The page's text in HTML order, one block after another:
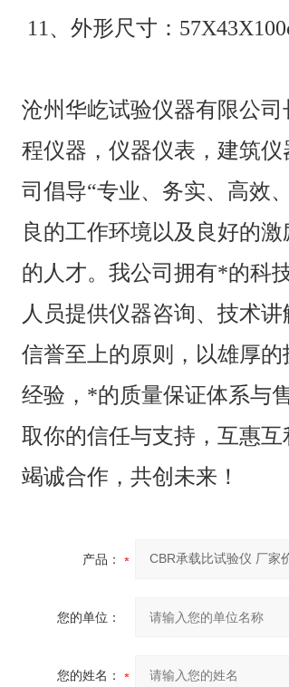
11、外形尺寸：
沧州华屹试验仪器有限公
程仪器，仪器仪表，建筑
司倡导“专业、务实、高效
良的工作环境以及良好的
的人才。我公司拥有*的科
人员提供仪器咨询、技术
信誉至上的原则，以雄厚
经验，*的质量保证体系与
取你的信任与支持，互惠
竭诚合作，共创未来！
产品：
您的单位：
您的姓名：